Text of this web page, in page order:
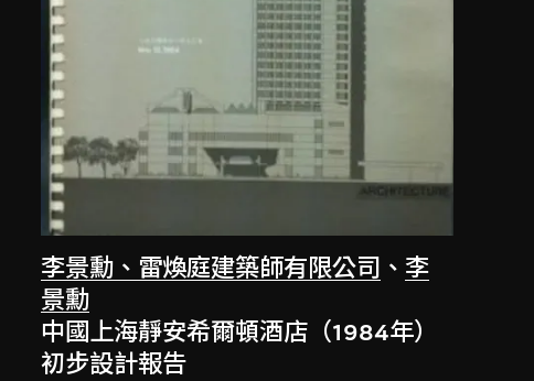
李景勳、雷煥庭建築師有限公司 、 李
景勳
中國上海靜安希爾頓酒店（1984年）
初步設計報告